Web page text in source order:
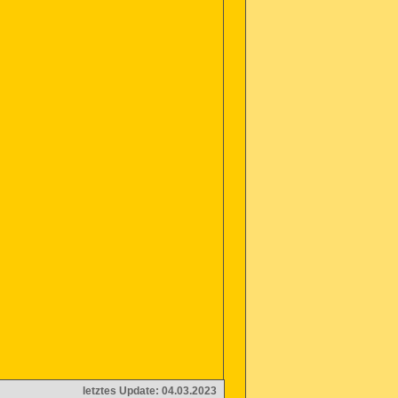
letztes Update: 04.03.2023